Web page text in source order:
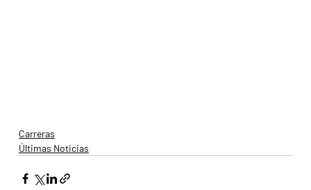
Carreras
Últimas Noticias